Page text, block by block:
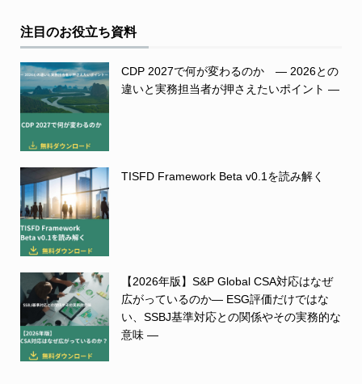
注目のお役立ち資料
CDP 2027で何が変わるのか ― 2026との
違いと実務担当者が押さえたいポイント ―
TISFD Framework Beta v0.1を読み解く
【2026年版】S&P Global CSA対応はなぜ
広がっているのか― ESG評価だけではな
い、SSBJ基準対応との関係やその実務的な
意味 ―